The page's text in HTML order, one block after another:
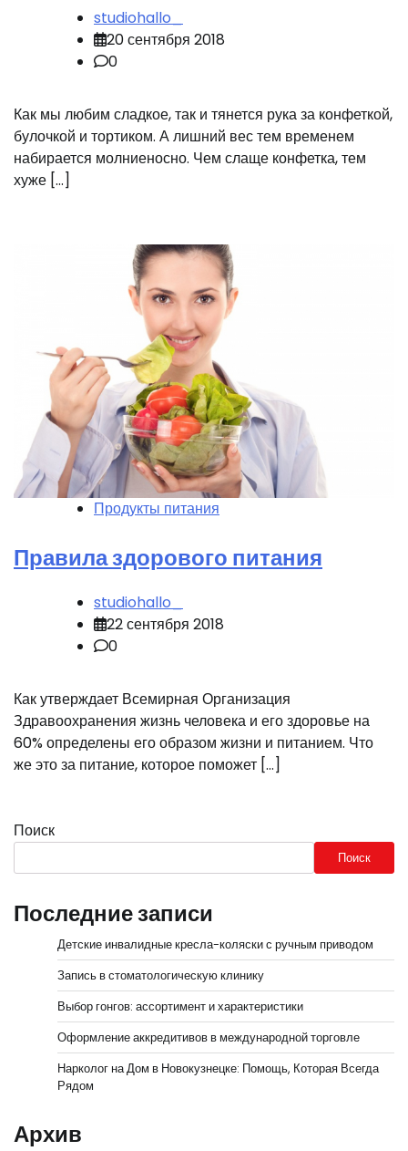
studiohallo_
20 сентября 2018
0
Как мы любим сладкое, так и тянется рука за конфеткой,
булочкой и тортиком. А лишний вес тем временем
набирается молниеносно. Чем слаще конфетка, тем
хуже […]
Продукты питания
Правила здорового питания
studiohallo_
22 сентября 2018
0
Как утверждает Всемирная Организация
Здравоохранения жизнь человека и его здоровье на
60% определены его образом жизни и питанием. Что
же это за питание, которое поможет […]
Поиск
Поиск
Последние записи
Детские инвалидные кресла-коляски с ручным приводом
Запись в стоматологическую клинику
Выбор гонгов: ассортимент и характеристики
Оформление аккредитивов в международной торговле
Нарколог на Дом в Новокузнецке: Помощь, Которая Всегда
Рядом
Архив